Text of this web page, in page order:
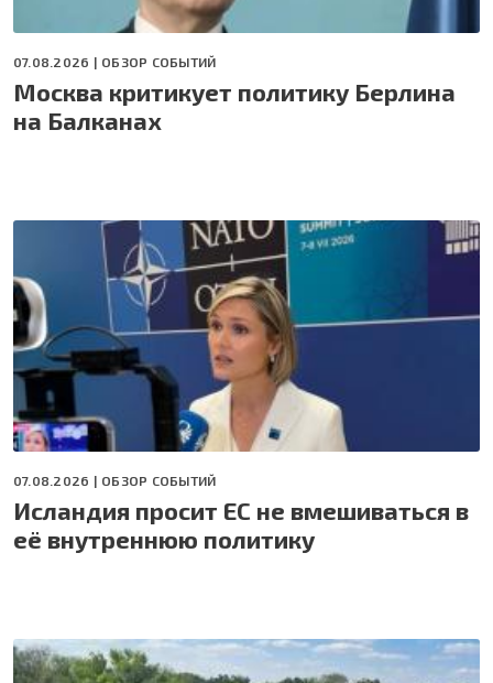
07.08.2026 | ОБЗОР СОБЫТИЙ
Москва критикует политику Берлина
на Балканах
07.08.2026 | ОБЗОР СОБЫТИЙ
Исландия просит ЕС не вмешиваться в
её внутреннюю политику